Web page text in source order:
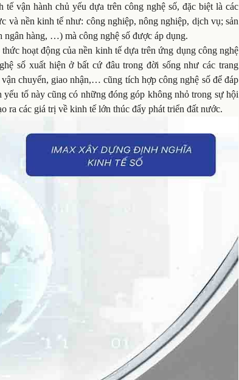
vận hành chủ yếu dựa trên công nghệ số, đặc biệt là các
và nền kinh tế như: công nghiệp, nông nghiệp, dịch vụ; sản
hàng, …) mà công nghệ số được áp dụng.
hoạt động của nền kinh tế dựa trên ứng dụng công nghệ
số xuất hiện ở bất cứ đâu trong đời sống như các trang
chuyển, giao nhận,… cũng tích hợp công nghệ số để đáp
tố này cũng có những đóng góp không nhỏ trong sự hội
ra các giá trị về kinh tế lớn thúc đẩy phát triển đất nước.